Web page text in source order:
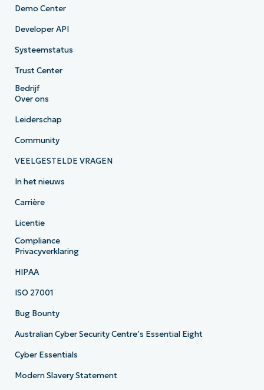
Demo Center
Developer API
Systeemstatus
Trust Center
Bedrijf
Over ons
Leiderschap
Community
VEELGESTELDE VRAGEN
In het nieuws
Carrière
Licentie
Compliance
Privacyverklaring
HIPAA
ISO 27001
Bug Bounty
Australian Cyber Security Centre’s Essential Eight
Cyber Essentials
Modern Slavery Statement